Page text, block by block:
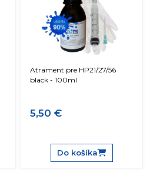
Atrament pre HP21/27/56
black - 100ml
5,50 €
Do košíka